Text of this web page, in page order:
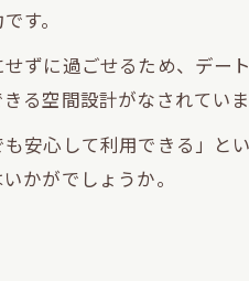
す。
ずに過ごせるため、デー
る空間設計がなされていま
安心して利用できる」と
かがでしょうか。